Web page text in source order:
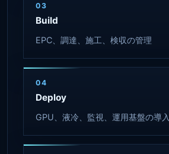
03
Build
EPC、調達、施工、検収の管理
04
Deploy
GPU、液冷、監視、運用基盤の導入